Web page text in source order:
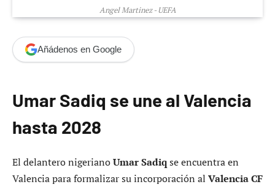
Angel Martinez - UEFA
Añádenos en Google
Umar Sadiq se une al Valencia
hasta 2028
El delantero nigerianoUmar Sadiqse encuentra en
Valencia para formalizar su incorporación al Valencia CF